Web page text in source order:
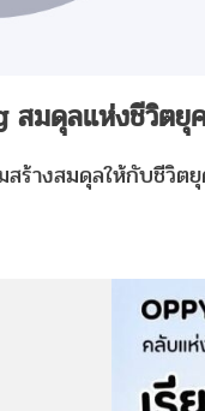
สมดุลแห่งชีวิตยุ
สร้างสมดุลให้กับชีวิต